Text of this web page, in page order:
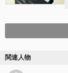
関連人物